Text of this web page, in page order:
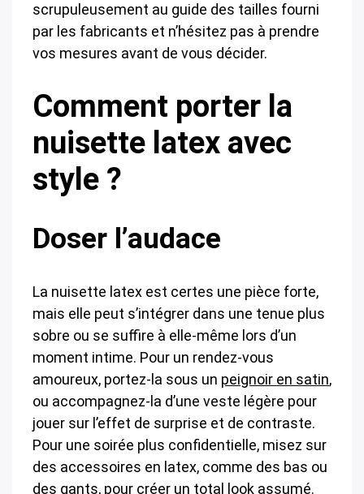
scrupuleusement au guide des tailles fourni
par les fabricants et n’hésitez pas à prendre
vos mesures avant de vous décider.
Comment porter la
nuisette latex avec
style ?
Doser l’audace
La nuisette latex est certes une pièce forte,
mais elle peut s’intégrer dans une tenue plus
sobre ou se suffire à elle-même lors d’un
moment intime. Pour un rendez-vous
amoureux, portez-la sous un peignoir en satin,
ou accompagnez-la d’une veste légère pour
jouer sur l’effet de surprise et de contraste.
Pour une soirée plus confidentielle, misez sur
des accessoires en latex, comme des bas ou
des gants, pour créer un total look assumé.